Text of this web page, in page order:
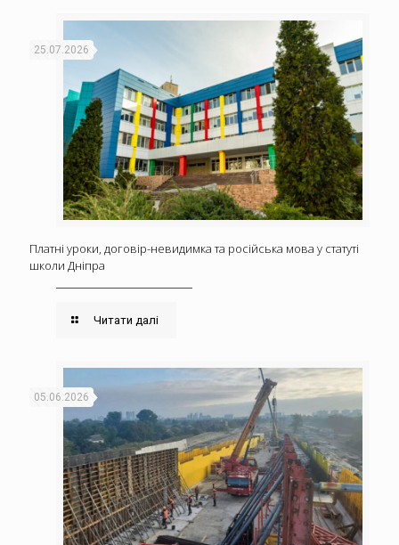
25.07.2026
Платні уроки, договір-невидимка та російська мова у статуті
школи Дніпра
Читати далі
05.06.2026